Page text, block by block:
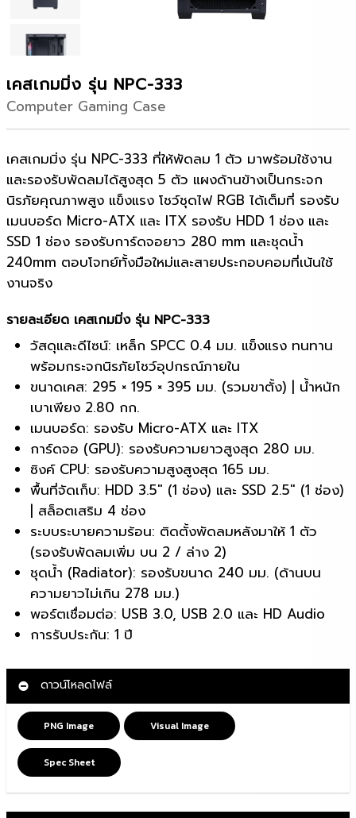
เคสเกมมิ่ง รุ่น NPC-333
Computer Gaming Case
เคสเกมมิ่งรุ่น NPC-333 ที่ให้พัดลม 1 ตัว มาพร้อมใช้งาน
และรองรับพัดลมได้สูงสุด 5 ตัว แผงด้านข้างเป็นกระจก
นิรภัยคุณภาพสูง แข็งแรง โชว์ชุดไฟ RGB ได้เต็มที่ รองรับ
เมนบอร์ด Micro-ATX และ ITX รองรับ HDD 1 ช่อง และ
SSD 1 ช่อง รองรับการ์ดจอยาว 280 mm และชุดน้ำ
240mm ตอบโจทย์ทั้งมือใหม่และสายประกอบคอมที่เน้นใช้
งานจริง
รายละเอียด เคสเกมมิ่ง รุ่น NPC-333
วัสดุและดีไซน์: เหล็ก SPCC 0.4 มม. แข็งแรง ทนทาน
พร้อมกระจกนิรภัยโชว์อุปกรณ์ภายใน
ขนาดเคส: 295 × 195 × 395 มม. (รวมขาตั้ง) | น้ำหนัก
เบาเพียง 2.80 กก.
เมนบอร์ด: รองรับ Micro-ATX และ ITX
การ์ดจอ (GPU): รองรับความยาวสูงสุด 280 มม.
ซิงค์ CPU: รองรับความสูงสูงสุด 165 มม.
พื้นที่จัดเก็บ: HDD 3.5″ (1 ช่อง) และ SSD 2.5″ (1 ช่อง)
| สล็อตเสริม 4 ช่อง
ระบบระบายความร้อน: ติดตั้งพัดลมหลังมาให้ 1 ตัว
(รองรับพัดลมเพิ่ม บน 2 / ล่าง 2)
ชุดน้ำ (Radiator): รองรับขนาด 240 มม. (ด้านบน
ความยาวไม่เกิน 278 มม.)
พอร์ตเชื่อมต่อ: USB 3.0, USB 2.0 และ HD Audio
การรับประกัน: 1 ปี
ดาวน์โหลดไฟล์
PNG Image Visual Image
Spec Sheet